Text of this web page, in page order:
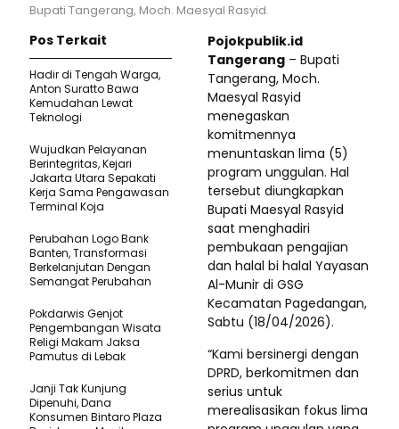
Bupati Tangerang, Moch. Maesyal Rasyid.
Pojokpublik.id
Tangerang – Bupati
Tangerang, Moch.
Maesyal Rasyid
menegaskan
komitmennya
menuntaskan lima (5)
program unggulan. Hal
tersebut diungkapkan
Bupati Maesyal Rasyid
saat menghadiri
pembukaan pengajian
dan halal bi halal Yayasan
Al-Munir di GSG
Kecamatan Pagedangan,
Sabtu (18/04/2026).
“Kami bersinergi dengan
DPRD, berkomitmen dan
serius untuk
merealisasikan fokus lima
Pos Terkait
Hadir di Tengah Warga,
Anton Suratto Bawa
Kemudahan Lewat
Teknologi ​
Wujudkan Pelayanan
Berintegritas, Kejari
Jakarta Utara Sepakati
Kerja Sama Pengawasan
Terminal Koja
Perubahan Logo Bank
Banten, Transformasi
Berkelanjutan Dengan
Semangat Perubahan
Pokdarwis Genjot
Pengembangan Wisata
Religi Makam Jaksa
Pamutus di Lebak
Janji Tak Kunjung
Dipenuhi, Dana
Konsumen Bintaro Plaza